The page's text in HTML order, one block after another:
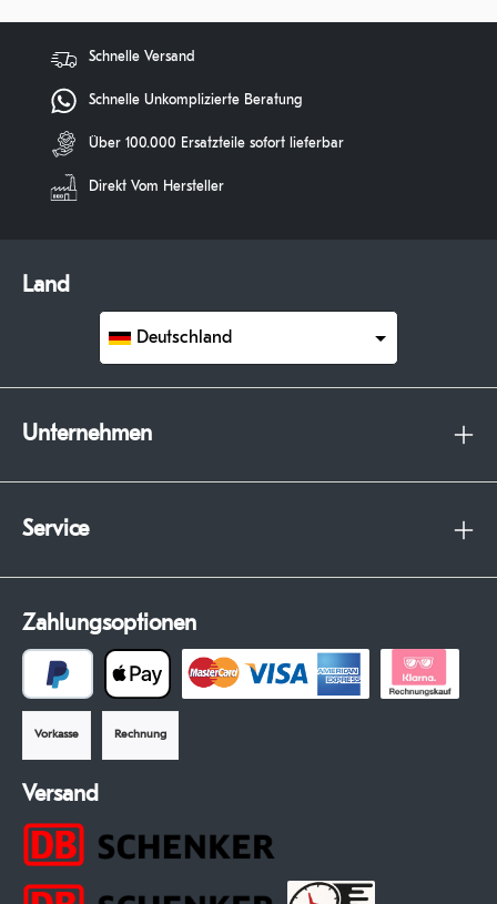
Schnelle Versand
Schnelle Unkomplizierte Beratung
Über 100.000 Ersatzteile sofort lieferbar
Direkt Vom Hersteller
Land
Deutschland
Unternehmen
Service
Zahlungsoptionen
Vorkasse Rechnung
Versand